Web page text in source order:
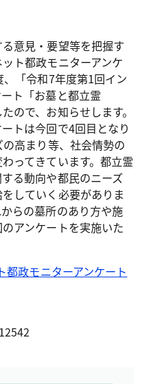
意見・要望等を把握す
ト都政モニターアンケ
「令和7年度第1回イン
ト「お墓と都立霊
ので、お知らせします。
トは今回で4回目となり
高まり等、社会情勢の
ってきています。都立霊
る動向や都民のニーズ
していく必要がありま
らの墓所のあり方や施
アンケートを実施いた
政モニターアンケート